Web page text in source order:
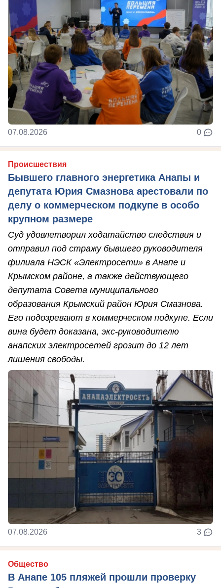
07.08.2026 0
Происшествия
Бывшего главного энергетика Анапы и
депутата Юрия Смазнова арестовали по
делу о коммерческом подкупе в особо
крупном размере
Суд удовлетворил ходатайство следствия и
отправил под стражу бывшего руководителя
филиала НЭСК «Электросети» в Анапе и
Крымском районе, а также действующего
депутата Совета муниципального
образования Крымский район Юрия Смазнова.
Его подозревают в коммерческом подкупе. Если
вина будет доказана, экс-руководителю
анапских электросетей грозит до 12 лет
лишения свободы.
07.08.2026 3
Общество
В Анапе 105 пляжей прошли проверку